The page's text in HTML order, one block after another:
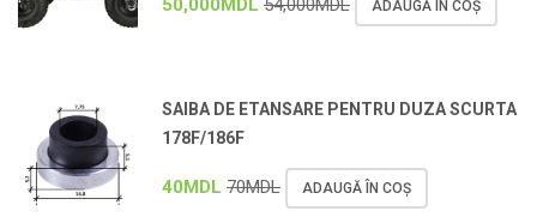
50,000MDL 54,000MDL ADAUGĂ ÎN COȘ
SAIBA DE ETANSARE PENTRU DUZA SCURTA
178F/186F
40MDL 70MDL ADAUGĂ ÎN COȘ